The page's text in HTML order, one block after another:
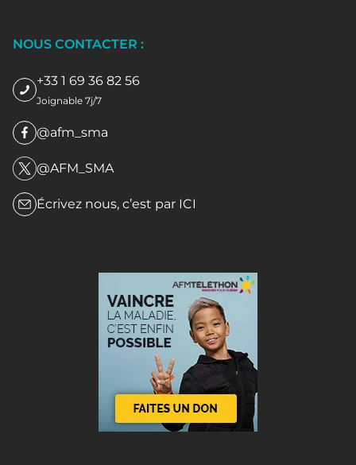
NOUS CONTACTER :
+33 1 69 36 82 56
Joignable 7j/7
@afm_sma
@AFM_SMA
Écrivez nous, c’est par ICI